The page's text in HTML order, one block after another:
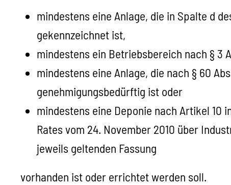
mindestens eine Anlage, die in Spalte d
gekennzeichnet ist,
mindestens ein Betriebsbereich nach § 3
mindestens eine Anlage, die nach § 60
genehmigungsbedürftig ist oder
mindestens eine Deponie nach Artikel 10
Rates vom 24. November 2010 über
jeweils geltenden Fassung
vorhanden ist oder errichtet werden soll.